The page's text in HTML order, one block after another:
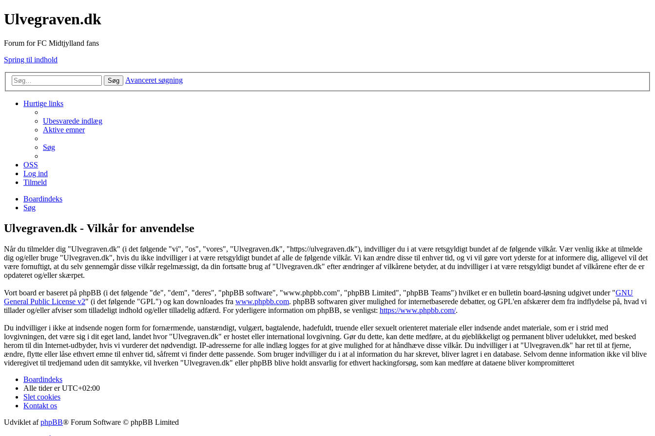
Ulvegraven.dk
Forum for FC Midtjylland fans
Spring til indhold
Søg Avanceret søgning
Hurtige links
Ubesvarede indlæg
Aktive emner
Søg
OSS
Log ind
Tilmeld
Boardindeks
Søg
Ulvegraven.dk - Vilkår for anvendelse
Når du tilmelder dig "Ulvegraven.dk" (i det følgende "vi", "os", "vores", "Ulvegraven.dk", "https://ulvegraven.dk"), indvilliger du i at være retsgyldigt bundet af de følgende vilkår. Vær venlig ikke at tilmelde
dig og/eller bruge "Ulvegraven.dk", hvis du ikke indvilliger i at være retsgyldigt bundet af alle de følgende vilkår. Vi kan ændre disse til enhver tid, og vi vil gøre vort yderste for at informere dig, alligevel vil det
være fornuftigt, at du selv gennemgår disse vilkår regelmæssigt, da din fortsatte brug af "Ulvegraven.dk" efter ændringer af vilkårene betyder, at du indvilliger i at være retsgyldigt bundet af vilkårene efter de er
opdateret og/eller skærpet.
Vort board er baseret på phpBB (i det følgende "de", "dem", "deres", "phpBB software", "www.phpbb.com", "phpBB Limited", "phpBB Teams") hvilket er en bulletin board-løsning udgivet under "GNU
General Public License v2" (i det følgende "GPL") og kan downloades fra www.phpbb.com. phpBB softwaren giver mulighed for internetbaserede debatter, og GPL'en afskærer dem fra indflydelse på, hvad vi
tillader og/eller afviser som tilladeligt indhold og/eller tilladelig adfærd. For yderligere information om phpBB, se venligst: https://www.phpbb.com/.
Du indvilliger i ikke at indsende nogen form for fornærmende, uanstændigt, vulgært, bagtalende, hadefuldt, truende eller sexuelt orienteret materiale eller indsende andet materiale, som er i strid med
lovgivningen, det være sig i dit eget land, landet hvor "Ulvegraven.dk" er hostet eller international lovgivning. Gør du dette, kan dette medføre, at du øjeblikkeligt og permanent bliver udelukket, med besked
herom til din Internet-udbyder, hvis vi vurderer det nødvendigt. IP-adresserne for alle indlæg logges for at give mulighed for at håndhæve disse vilkår. Du indvilliger i at "Ulvegraven.dk" har ret til at fjerne,
ændre, flytte eller låse ethvert emne til enhver tid, såfremt vi finder dette passende. Som bruger indvilliger du i at al information du har skrevet, bliver lagret i en database. Selvom denne information ikke vil blive
videregivet til tredjemand uden dit samtykke, vil hverken "Ulvegraven.dk" eller phpBB blive holdt ansvarlig for ethvert hackingforsøg, som kan medføre at dataene bliver kompromitteret
Boardindeks
Alle tider erUTC+02:00
Slet cookies
Kontakt os
Udviklet afphpBB® Forum Software © phpBB Limited